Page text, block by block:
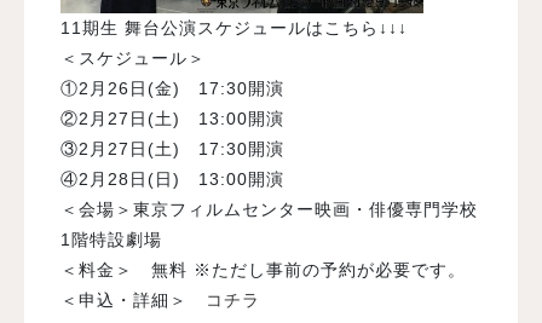
11期生 舞台公演スケジュールはこちら↓↓↓
＜スケジュール＞
①2月26日(金) 17:30開演
②2月27日(土) 13:00開演
③2月27日(土) 17:30開演
④2月28日(日) 13:00開演
＜会場＞東京フィルムセンター映画・俳優専門学校
1階特設劇場
＜料金＞ 無料 ※ただし事前の予約が必要です。
＜申込・詳細＞
コチラ